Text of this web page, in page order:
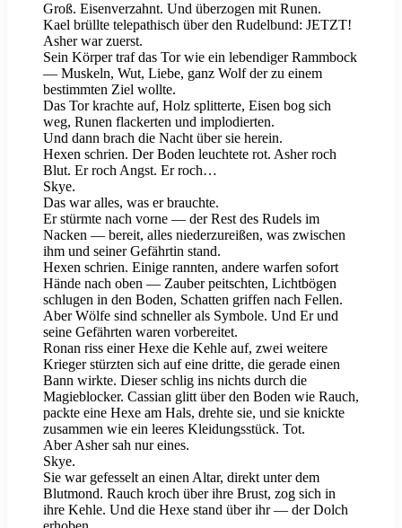
Groß. Eisenverzahnt. Und überzogen mit Runen.
Kael brüllte telepathisch über den Rudelbund: JETZT!
Asher war zuerst.
Sein Körper traf das Tor wie ein lebendiger Rammbock
— Muskeln, Wut, Liebe, ganz Wolf der zu einem
bestimmten Ziel wollte.
Das Tor krachte auf, Holz splitterte, Eisen bog sich
weg, Runen flackerten und implodierten.
Und dann brach die Nacht über sie herein.
Hexen schrien. Der Boden leuchtete rot. Asher roch
Blut. Er roch Angst. Er roch…
Skye.
Das war alles, was er brauchte.
Er stürmte nach vorne — der Rest des Rudels im
Nacken — bereit, alles niederzureißen, was zwischen
ihm und seiner Gefährtin stand.
Hexen schrien. Einige rannten, andere warfen sofort
Hände nach oben — Zauber peitschten, Lichtbögen
schlugen in den Boden, Schatten griffen nach Fellen.
Aber Wölfe sind schneller als Symbole. Und Er und
seine Gefährten waren vorbereitet.
Ronan riss einer Hexe die Kehle auf, zwei weitere
Krieger stürzten sich auf eine dritte, die gerade einen
Bann wirkte. Dieser schlig ins nichts durch die
Magieblocker. Cassian glitt über den Boden wie Rauch,
packte eine Hexe am Hals, drehte sie, und sie knickte
zusammen wie ein leeres Kleidungsstück. Tot.
Aber Asher sah nur eines.
Skye.
Sie war gefesselt an einen Altar, direkt unter dem
Blutmond. Rauch kroch über ihre Brust, zog sich in
ihre Kehle. Und die Hexe stand über ihr — der Dolch